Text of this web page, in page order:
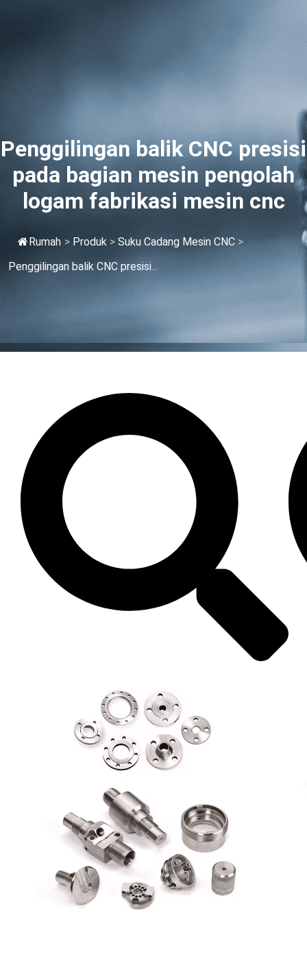
Penggilingan balik CNC presisi
pada bagian mesin pengolah
logam fabrikasi mesin cnc
Rumah > Produk > Suku Cadang Mesin CNC >
Penggilingan balik CNC presisi...